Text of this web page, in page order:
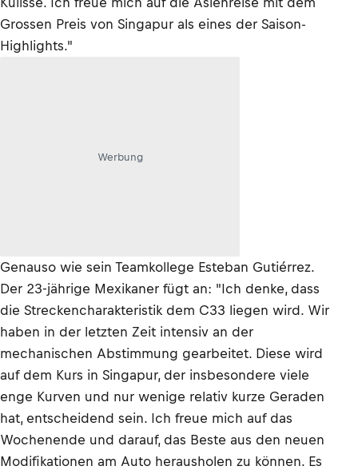
Grossen Preis von Singapur als eines der Saison-
Highlights."
Werbung
Genauso wie sein Teamkollege Esteban Gutiérrez.
Der 23-jährige Mexikaner fügt an: "Ich denke, dass
die Streckencharakteristik dem C33 liegen wird. Wir
haben in der letzten Zeit intensiv an der
mechanischen Abstimmung gearbeitet. Diese wird
auf dem Kurs in Singapur, der insbesondere viele
enge Kurven und nur wenige relativ kurze Geraden
hat, entscheidend sein. Ich freue mich auf das
Wochenende und darauf, das Beste aus den neuen
Modifikationen am Auto herausholen zu können. Es